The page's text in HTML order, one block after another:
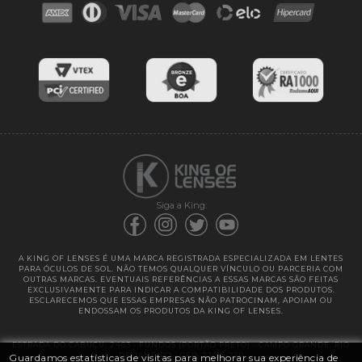
Guardamos estatísticas de visitas para melhorar sua experiência de
Blog
Cores das lentes
Entregas
Siga a King:
A KING OF LENSES É UMA MARCA REGISTRADA ESPECIALIZADA EM LENTES
PARA ÓCULOS DE SOL. NÃO TEMOS QUALQUER VÍNCULO OU PARCERIA COM
OUTRAS MARCAS. EVENTUAIS REFERÊNCIAS A ESSAS MARCAS SÃO FEITAS
EXCLUSIVAMENTE PARA INDICAR A COMPATIBILIDADE DOS PRODUTOS.
ESCLARECEMOS QUE ESSAS EMPRESAS NÃO PATROCINAM, APOIAM OU
ENDOSSAM OS PRODUTOS DA KING OF LENSES.
ESTRADA DO CABUÇU, 2463 - FUNDOS (PORTÃO PRETO) - CAMPO GRANDE, RIO
DE JANEIRO - CEP: 23017-250